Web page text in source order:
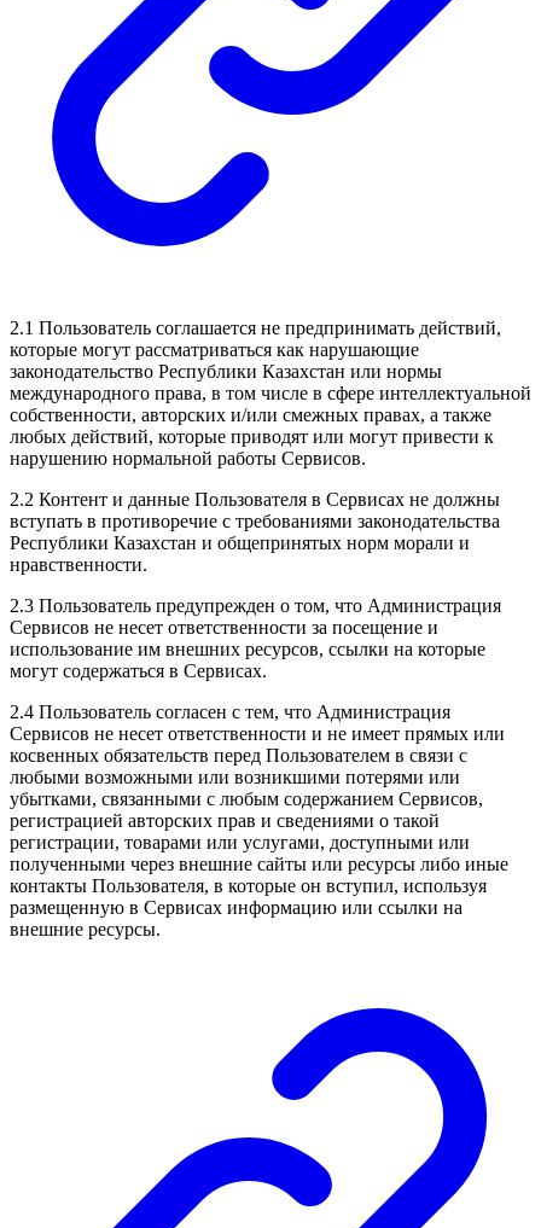
2.1 Пользователь соглашается не предпринимать действий,
которые могут рассматриваться как нарушающие
законодательство Республики Казахстан или нормы
международного права, в том числе в сфере интеллектуальной
собственности, авторских и/или смежных правах, а также
любых действий, которые приводят или могут привести к
нарушению нормальной работы Сервисов.
2.2 Контент и данные Пользователя в Сервисах не должны
вступать в противоречие с требованиями законодательства
Республики Казахстан и общепринятых норм морали и
нравственности.
2.3 Пользователь предупрежден о том, что Администрация
Сервисов не несет ответственности за посещение и
использование им внешних ресурсов, ссылки на которые
могут содержаться в Сервисах.
2.4 Пользователь согласен с тем, что Администрация
Сервисов не несет ответственности и не имеет прямых или
косвенных обязательств перед Пользователем в связи с
любыми возможными или возникшими потерями или
убытками, связанными с любым содержанием Сервисов,
регистрацией авторских прав и сведениями о такой
регистрации, товарами или услугами, доступными или
полученными через внешние сайты или ресурсы либо иные
контакты Пользователя, в которые он вступил, используя
размещенную в Сервисах информацию или ссылки на
внешние ресурсы.